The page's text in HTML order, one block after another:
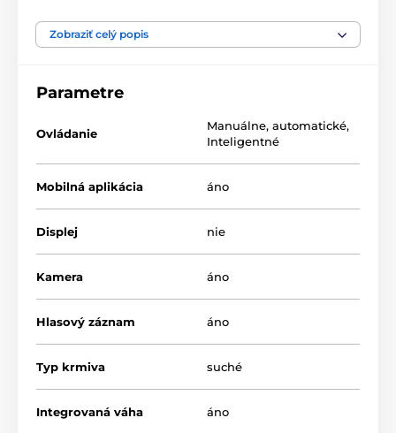
kam sa ukladá aj história kŕmenie vášho chlpáča.
Hlavné funkcie:
Zobraziť celý popis
Parametre
Ovládanie
Manuálne, automatické,
Inteligentné
Mobilná aplikácia áno
Displej nie
Kamera áno
Hlasový záznam áno
Typ krmiva suché
Integrovaná váha áno